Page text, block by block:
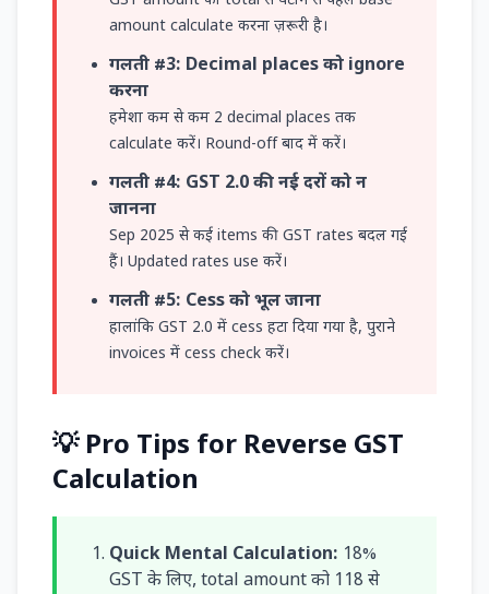
amount calculate करना ज़रूरी है।
गलती #3: Decimal places को ignore
करना
हमेशा कम से कम 2 decimal places तक
calculate करें। Round-off बाद में करें।
गलती #4: GST 2.0 की नई दरों को न
जानना
Sep 2025 से कई items की GST rates बदल गई
हैं। Updated rates use करें।
गलती #5: Cess को भूल जाना
हालांकि GST 2.0 में cess हटा दिया गया है, पुराने
invoices में cess check करें।
💡 Pro Tips for Reverse GST
Calculation
Quick Mental Calculation: 18%
GST के लिए, total amount को 118 से